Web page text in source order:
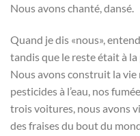
Nous avons chanté, dansé.
Quand je dis «nous»,
tandis que le reste était à la
Nous avons construit la
pesticides à l’eau, nos
trois voitures, nous avons
des fraises du bout du